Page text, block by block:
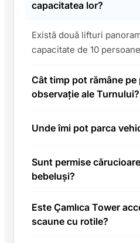
capacitatea lor?
Există două lifturi
capacitate de 10
Cât timp pot rămâne
observație ale Turnului?
Unde îmi pot parca
Sunt permise
bebeluși?
Este Çamlıca Tower
scaune cu rotile?